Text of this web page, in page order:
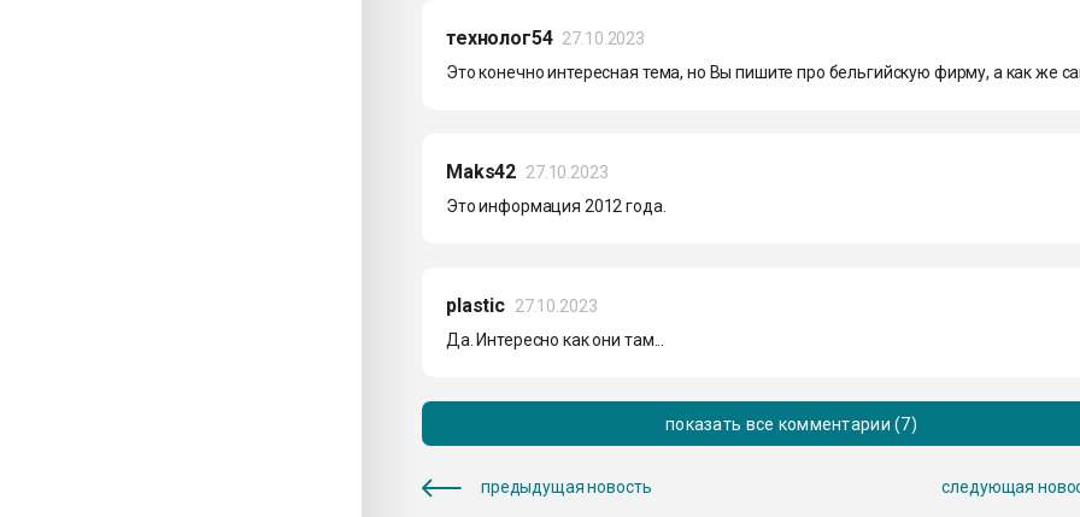
технолог54 27.10.2023
Это конечно интересная тема, но Вы пишите про бельгийскую фирму, а как же
Maks42 27.10.2023
Это информация 2012 года.
plastic 27.10.2023
Да. Интересно как они там...
показать все комментарии (7)
предыдущая новость следующая